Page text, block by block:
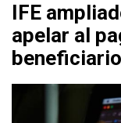
IFE
apelar al